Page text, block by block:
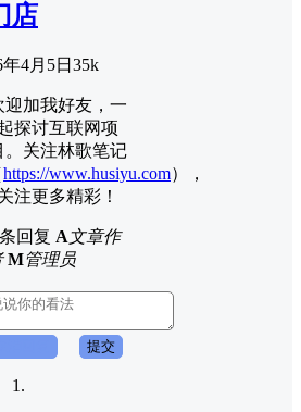
店
年4月5日 35k
迎加我好友，一
探讨互联网项
。关注林歌笔记
https://www.husiyu.com），
注更多精彩！
回复 A文章作
M管理员
提交